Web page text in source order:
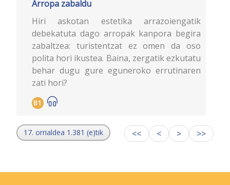
Arropa zabaldu
Hiri askotan estetika arrazoiengatik
debekatuta dago arropak kanpora begira
zabaltzea: turistentzat ez omen da oso
polita hori ikustea. Baina, zergatik ezkutatu
behar dugu gure eguneroko errutinaren
zati hori?
B1
17. orrialdea 1.381 (e)tik << < > >>